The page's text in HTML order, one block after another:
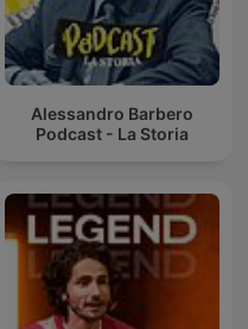
Alessandro Barbero
Podcast - La Storia